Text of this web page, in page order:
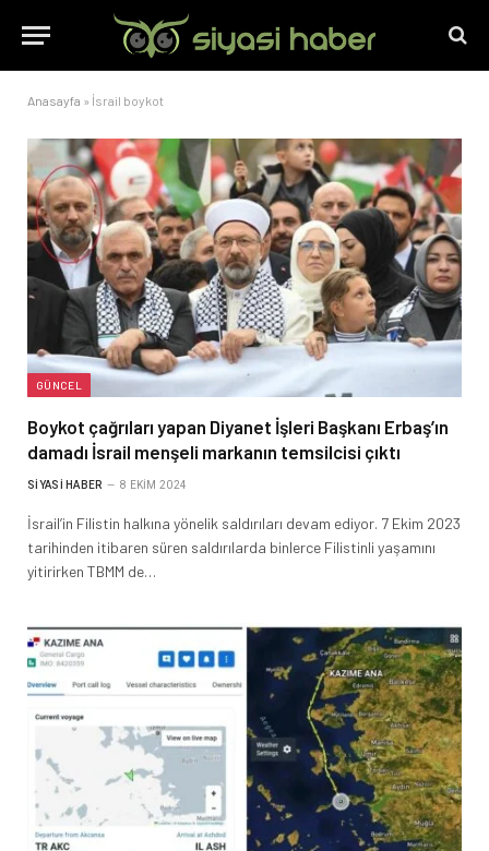
Anasayfa » İsrail boykot
GÜNCEL
Boykot çağrıları yapan Diyanet İşleri Başkanı Erbaş’ın
damadı İsrail menşeli markanın temsilcisi çıktı
SIYASI HABER 8 EKIM 2024
İsrail’in Filistin halkına yönelik saldırıları devam ediyor. 7 Ekim 2023
tarihinden itibaren süren saldırılarda binlerce Filistinli yaşamını
yitirirken TBMM de…